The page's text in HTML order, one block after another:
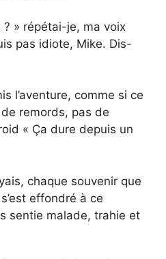
? » répétai-je, ma voix
pas idiote, Mike. Dis-
l’aventure, comme si ce
remords, pas de
« Ça dure depuis un
chaque souvenir que
effondré à ce
sentie malade, trahie et